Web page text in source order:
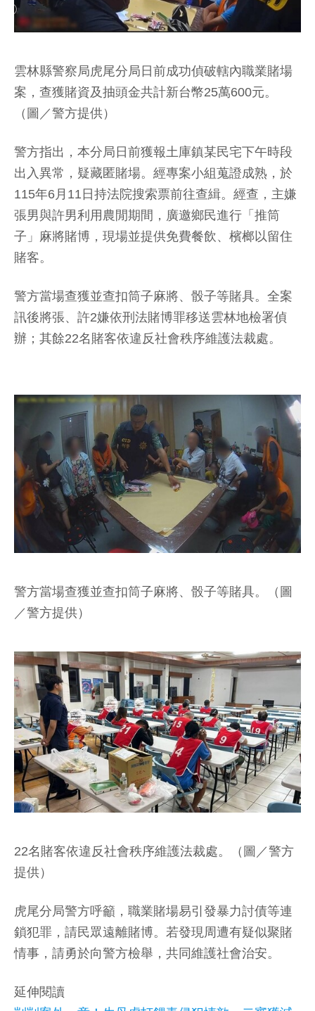
雲林縣警察局虎尾分局日前成功偵破轄內職業賭場
案，查獲賭資及抽頭金共計新台幣25萬600元。
（圖／警方提供）
警方指出，本分局日前獲報土庫鎮某民宅下午時段
出入異常，疑藏匿賭場。經專案小組蒐證成熟，於
115年6月11日持法院搜索票前往查緝。經查，主嫌
張男與許男利用農閒期間，廣邀鄉民進行「推筒
子」麻將賭博，現場並提供免費餐飲、檳榔以留住
賭客。
警方當場查獲並查扣筒子麻將、骰子等賭具。全案
訊後將張、許2嫌依刑法賭博罪移送雲林地檢署偵
辦；其餘22名賭客依違反社會秩序維護法裁處。
警方當場查獲並查扣筒子麻將、骰子等賭具。（圖
／警方提供）
22名賭客依違反社會秩序維護法裁處。（圖／警方
提供）
虎尾分局警方呼籲，職業賭場易引發暴力討債等連
鎖犯罪，請民眾遠離賭博。若發現周遭有疑似聚賭
情事，請勇於向警方檢舉，共同維護社會治安。
延伸閱讀